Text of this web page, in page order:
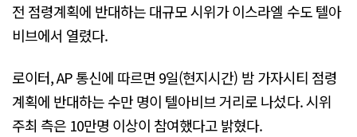
전 점령계획에 반대하는 대규모 시위가 이스라엘 수도 텔아
비브에서 열렸다.
로이터, AP 통신에 따르면 9일(현지시간) 밤 가자시티 점령
계획에 반대하는 수만 명이 텔아비브 거리로 나섰다. 시위
주최 측은 10만명 이상이 참여했다고 밝혔다.